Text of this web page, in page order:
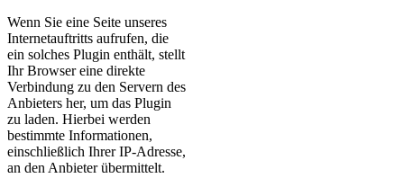
Wenn Sie eine Seite unseres
Internetauftritts aufrufen, die
ein solches Plugin enthält, stellt
Ihr Browser eine direkte
Verbindung zu den Servern des
Anbieters her, um das Plugin
zu laden. Hierbei werden
bestimmte Informationen,
einschließlich Ihrer IP-Adresse,
an den Anbieter übermittelt.